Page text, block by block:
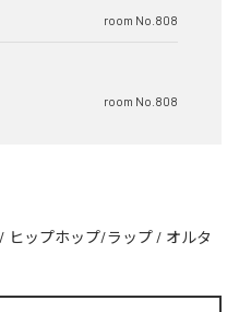
room No.808
room No.808
/ ヒップホップ/ラップ / オルタ